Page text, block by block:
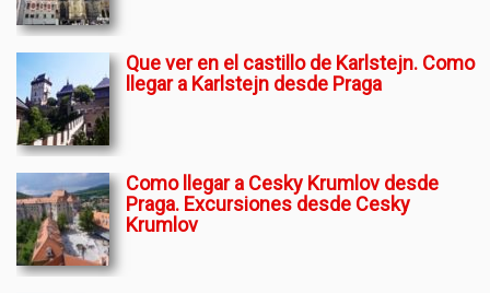
Que ver en el castillo de Karlstejn. Como
llegar a Karlstejn desde Praga
Como llegar a Cesky Krumlov desde
Praga. Excursiones desde Cesky
Krumlov